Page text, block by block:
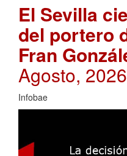
El Sevilla
del portero
Fran
Agosto,
Infobae